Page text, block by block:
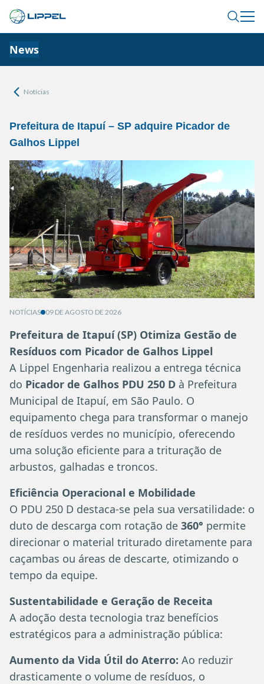
News
Notícias
Prefeitura de Itapuí – SP adquire Picador de
Galhos Lippel
NOTÍCIAS 09 DE AGOSTO DE 2026
Prefeitura de Itapuí (SP) Otimiza Gestão de
Resíduos com Picador de Galhos Lippel
A Lippel Engenharia realizou a entrega técnica
do Picador de Galhos PDU 250 D à Prefeitura
Municipal de Itapuí, em São Paulo. O
equipamento chega para transformar o manejo
de resíduos verdes no município, oferecendo
uma solução eficiente para a trituração de
arbustos, galhadas e troncos.
Eficiência Operacional e Mobilidade
O PDU 250 D destaca-se pela sua versatilidade: o
duto de descarga com rotação de 360° permite
direcionar o material triturado diretamente para
caçambas ou áreas de descarte, otimizando o
tempo da equipe.
Sustentabilidade e Geração de Receita
A adoção desta tecnologia traz benefícios
estratégicos para a administração pública:
Aumento da Vida Útil do Aterro: Ao reduzir
drasticamente o volume de resíduos, o